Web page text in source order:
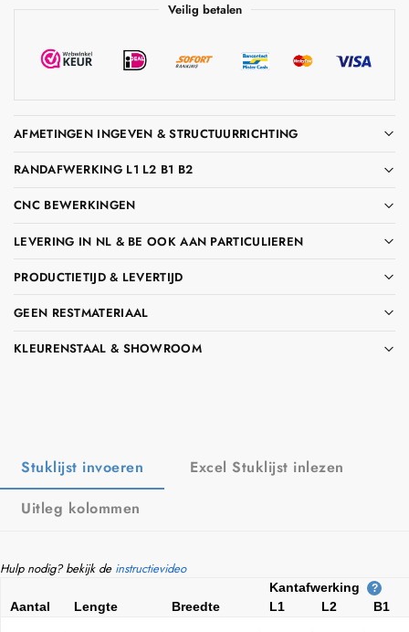
Veilig betalen
AFMETINGEN INGEVEN & STRUCTUURRICHTING
RANDAFWERKING L1 L2 B1 B2
CNC BEWERKINGEN
LEVERING IN NL & BE OOK AAN PARTICULIEREN
PRODUCTIETIJD & LEVERTIJD
GEEN RESTMATERIAAL
KLEURENSTAAL & SHOWROOM
Stuklijst invoeren
Excel Stuklijst inlezen
Uitleg kolommen
Hulp nodig? bekijk de instructievideo
Kantafwerking ?
Aantal Lengte Breedte L1 L2 B1